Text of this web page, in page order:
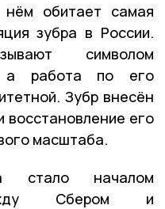
обитает самая
зубра в России.
символом
а работа по его
Зубр внесён
восстановление его
масштаба.
стало началом
Сбером и